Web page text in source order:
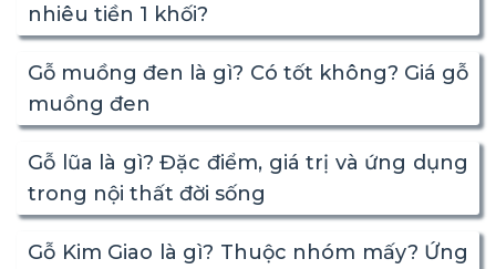
nhiêu tiền 1 khối?
Gỗ muồng đen là gì? Có tốt không? Giá gỗ
muồng đen
Gỗ lũa là gì? Đặc điểm, giá trị và ứng dụng
trong nội thất đời sống
Gỗ Kim Giao là gì? Thuộc nhóm mấy? Ứng